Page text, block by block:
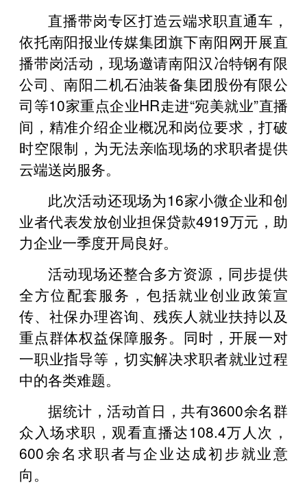
直播带岗专区打造云端求职直通车，
依托南阳报业传媒集团旗下南阳网开展直
播带岗活动，现场邀请南阳汉冶特钢有限
公司、南阳二机石油装备集团股份有限公
司等10家重点企业HR走进“宛美就业”直播
间，精准介绍企业概况和岗位要求，打破
时空限制，为无法亲临现场的求职者提供
云端送岗服务。
此次活动还现场为16家小微企业和创
业者代表发放创业担保贷款4919万元，助
力企业一季度开局良好。
活动现场还整合多方资源，同步提供
全方位配套服务，包括就业创业政策宣
传、社保办理咨询、残疾人就业扶持以及
重点群体权益保障服务。同时，开展一对
一职业指导等，切实解决求职者就业过程
中的各类难题。
据统计，活动首日，共有3600余名群
众入场求职，观看直播达108.4万人次，
600余名求职者与企业达成初步就业意
向。